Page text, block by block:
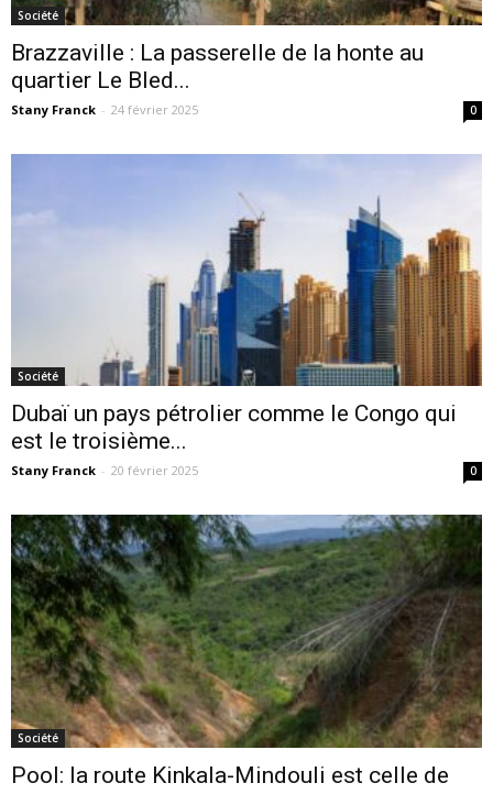
Société
Brazzaville : La passerelle de la honte au
quartier Le Bled...
Stany Franck - 24 février 2025 0
Société
Dubaï un pays pétrolier comme le Congo qui
est le troisième...
Stany Franck - 20 février 2025 0
Société
Pool: la route Kinkala-Mindouli est celle de